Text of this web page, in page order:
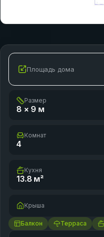
Площадь дома
Размер
8 × 9 м
Комнат
4
Кухня
13.8 м²
Крыша
Балкон Терраса